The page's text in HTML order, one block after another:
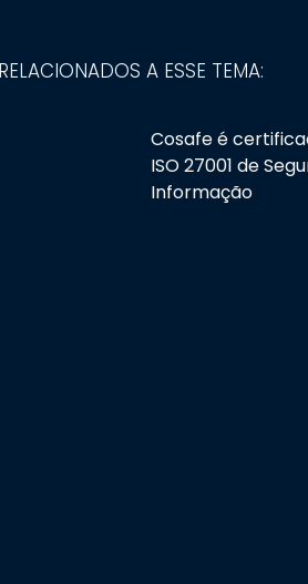
RELACIONADOS A ESSE TEMA:
Cosafe é
ISO 27001 de
Informação